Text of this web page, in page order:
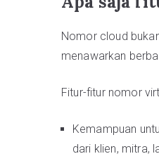
Nomor cloud
menawarkan
Fitur-fitur nomor
Kemampuan
dari klien, mitra,